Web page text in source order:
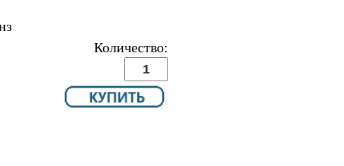
Количество: